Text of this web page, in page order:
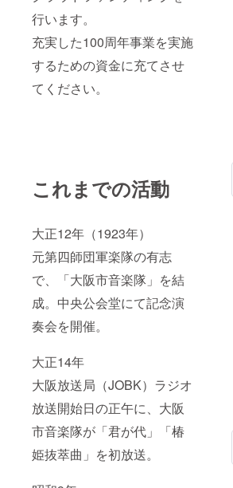
行います。
充実した100周年事業を実施
するための資金に充てさせ
てください。
これまでの活動
大正12年（1923年）
元第四師団軍楽隊の有志
で、「大阪市音楽隊」を結
成。中央公会堂にて記念演
奏会を開催。
大正14年
大阪放送局（JOBK）ラジオ
放送開始日の正午に、大阪
市音楽隊が「君が代」「椿
姫抜萃曲」を初放送。